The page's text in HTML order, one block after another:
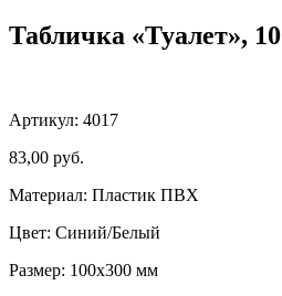
Табличка «Туалет»,
Артикул: 4017
83,00 руб.
Материал: Пластик ПВХ
Цвет: Синий/Белый
Размер: 100х300 мм